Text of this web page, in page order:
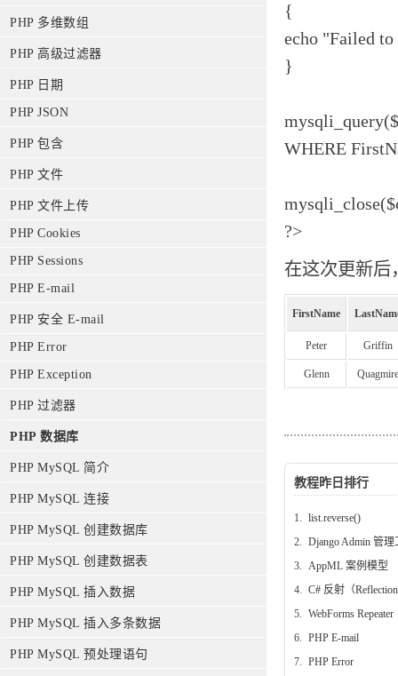
PHP 多维数组
PHP 高级过滤器
PHP 日期
PHP JSON
PHP 包含
PHP 文件
PHP 文件上传
PHP Cookies
PHP Sessions
PHP E-mail
PHP 安全 E-mail
PHP Error
PHP Exception
PHP 过滤器
PHP 数据库
PHP MySQL 简介
PHP MySQL 连接
PHP MySQL 创建数据库
PHP MySQL 创建数据表
PHP MySQL 插入数据
PHP MySQL 插入多条数据
PHP MySQL 预处理语句
{
echo "Failed
}
WHERE
?>
在这次更新后
FirstName
Peter Griffin
Glenn Quagmire
教程昨日排行
1. list.reverse()
2. Django Admin 管理
3. AppML 案例模型
4. C# 反射（
5. WebForms Repeater
6. PHP E-mail
7. PHP Error